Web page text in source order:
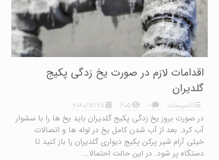
اقدامات لازم در صورت یخ زدگی پکیج
گلدیران
تاسیسات ۰ ۶۰۵ 2020/12/28
در صورت بروز یخ زدگی پکیج گلدیران باید یخ ها را با سشوار
آب کرد. بعد از آب شدن کامل یخ در لوله ها و اتصالات
خیلی آرام شیر پرکن پکیج دیواری گلدیران را باز کنید تا
دستگاه پر شود. در این حالت احتمالا...